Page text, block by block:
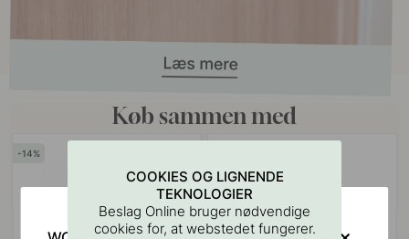
Køb sammen med
14
COOKIES OG LIGNENDE
TEKNOLOGIER
Beslag Online bruger nødvendige
cookies for, at webstedet fungerer.